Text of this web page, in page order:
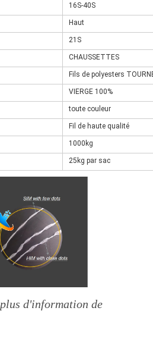
16S-40S
Haut
21S
CHAUSSETTES
Fils de polyesters
VIERGE 100%
toute couleur
Fil de haute qualité
1000kg
25kg par sac
plus d'information de